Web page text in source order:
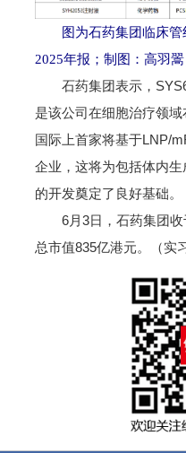
图为石药集团临床
2025年报；制图：高羽翯
石药集团表示，
是该公司在细胞治疗领
国际上首家将基于LNP/
企业，这将为包括体内
的开发奠定了良好基础。
6月3日，石药集团收
总市值835亿港元。（实